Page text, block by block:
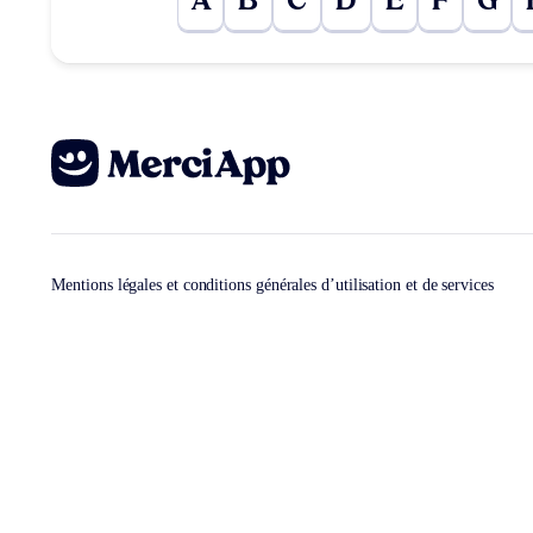
Mentions légales et conditions générales d’utilisation et de services